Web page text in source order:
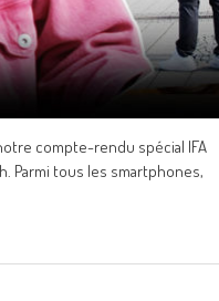
compte-rendu spécial IFA
Parmi tous les smartphones,